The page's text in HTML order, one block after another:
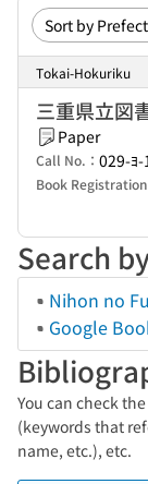
Tokai-Hokuriku
三重県立図
Paper
Call No.： 029-ﾖ-
Book Registration
Search
Nihon no
Google
You can check
(keywords that
name, etc.), etc.